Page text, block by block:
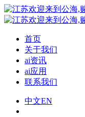
首页
关于我们
ai资讯
ai应用
联系我们
中文EN